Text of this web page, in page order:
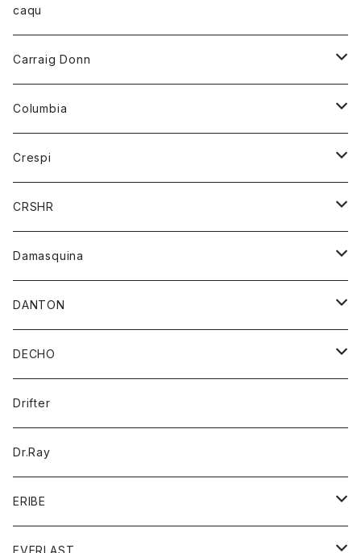
チーフ
バンダナ
トレーナー
パーカー
オーバーオール
ショートパンツ
レディース
オーバーオール
カーディガン
Tシャツ
パーカー
靴
トップス
ハーフスリーブTシャツ
caqu
Carraig Donn
ニット
Columbia
アウター
ジャケット
Crespi
ジャケット
ワンピース
ブラウス
CRSHR
キャップ
Damasquina
ウォレット
カードケース
バッグ
DANTON
アウター
コート
ジャケット
アクセサリー
バッグ
キッズ
シャツ
Tシャツ
グッズ
帽子
トップス
DECHO
帽子
Drifter
Dr.Ray
ERIBE
ニット
EVERLAST